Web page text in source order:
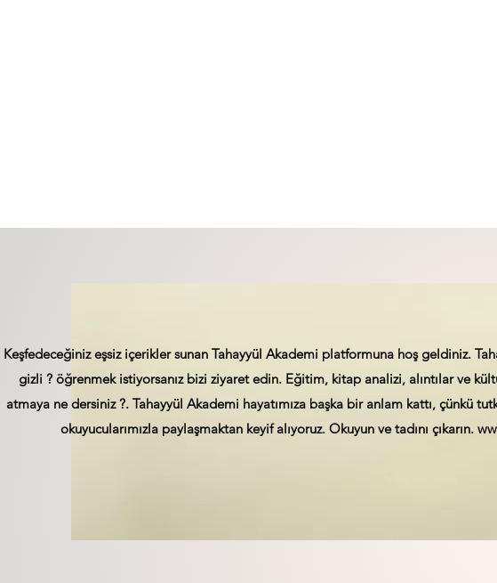
Keşfedeceğiniz eşsiz içerikler sunan Tahayyül Akademi platformuna hoş geldiniz.
gizli ? öğrenmek istiyorsanız bizi ziyaret edin. Eğitim, kitap analizi, alıntılar ve
atmaya ne dersiniz ?. Tahayyül Akademi hayatımıza başka bir anlam kattı, çünkü
okuyucularımızla paylaşmaktan keyif alıyoruz. Okuyun ve tadını çıkarın.